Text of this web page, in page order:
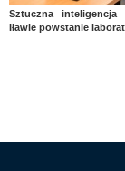
Sztuczna
Iławie powstanie